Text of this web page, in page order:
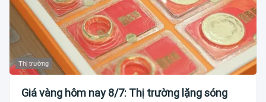
Thị trường
Giá vàng hôm nay 8/7: Thị trường lặng sóng